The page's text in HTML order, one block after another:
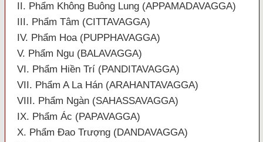
II. Phẩm Không Buông Lung (APPAMADAVAGGA)
III. Phẩm Tâm (CITTAVAGGA)
IV. Phẩm Hoa (PUPPHAVAGGA)
V. Phẩm Ngu (BALAVAGGA)
VI. Phẩm Hiền Trí (PANDITAVAGGA)
VII. Phẩm A La Hán (ARAHANTAVAGGA)
VIII. Phẩm Ngàn (SAHASSAVAGGA)
IX. Phẩm Ác (PAPAVAGGA)
X. Phẩm Đao Trượng (DANDAVAGGA)